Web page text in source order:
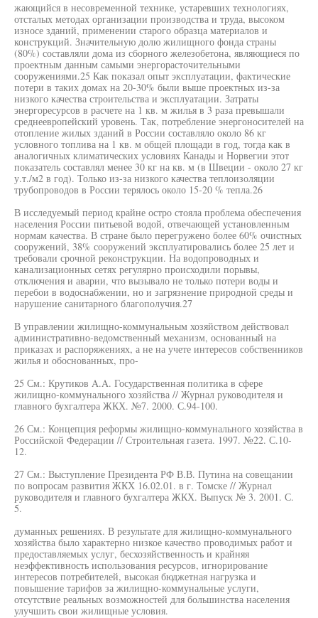
жающийся в несовременной технике, устаревших технологиях,
отсталых методах организации производства и труда, высоком
износе зданий, применении старого образца материалов и
конструкций. Значительную долю жилищного фонда страны
(80%) составляли дома из сборного железобетона, являющиеся по
проектным данным самыми энергорасточительными
сооружениями.25 Как показал опыт эксплуатации, фактические
потери в таких домах на 20-30% были выше проектных из-за
низкого качества строительства и эксплуатации. Затраты
энергоресурсов в расчете на 1 кв. м жилья в 3 раза превышали
среднеевропейский уровень. Так, потребление энергоносителей на
отопление жилых зданий в России составляло около 86 кг
условного топлива на 1 кв. м общей площади в год, тогда как в
аналогичных климатических условиях Канады и Норвегии этот
показатель составлял менее 30 кг на кв. м (в Швеции - около 27 кг
у.т./м2 в год). Только из-за низкого качества теплоизоляции
трубопроводов в России терялось около 15-20 % тепла.26
В исследуемый период крайне остро стояла проблема обеспечения
населения России питьевой водой, отвечающей установленным
нормам качества. В стране было перегружено более 60% очистных
сооружений, 38% сооружений эксплуатировались более 25 лет и
требовали срочной реконструкции. На водопроводных и
канализационных сетях регулярно происходили порывы,
отключения и аварии, что вызывало не только потери воды и
перебои в водоснабжении, но и загрязнение природной среды и
нарушение санитарного благополучия.27
В управлении жилищно-коммунальным хозяйством действовал
административно-ведомственный механизм, основанный на
приказах и распоряжениях, а не на учете интересов собственников
жилья и обоснованных, про-
25 См.: Крутиков A.A. Государственная политика в сфере
жилищно-коммунального хозяйства // Журнал руководителя и
главного бухгалтера ЖКХ. №7. 2000. С.94-100.
26 См.: Концепция реформы жилищно-коммунального хозяйства в
Российской Федерации // Строительная газета. 1997. №22. С.10-
12.
27 См.: Выступление Президента РФ В.В. Путина на совещании
по вопросам развития ЖКХ 16.02.01. в г. Томске // Журнал
руководителя и главного бухгалтера ЖКХ. Выпуск № 3. 2001. С.
5.
думанных решениях. В результате для жилищно-коммунального
хозяйства было характерно низкое качество проводимых работ и
предоставляемых услуг, бесхозяйственность и крайняя
неэффективность использования ресурсов, игнорирование
интересов потребителей, высокая бюджетная нагрузка и
повышение тарифов за жилищно-коммунальные услуги,
отсутствие реальных возможностей для большинства населения
улучшить свои жилищные условия.